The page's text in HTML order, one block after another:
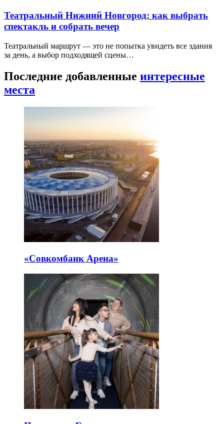
Театральный Нижний Новгород: как выбрать
спектакль и собрать вечер
Театральный маршрут — это не попытка увидеть все здания
за день, а выбор подходящей сцены…
Последние добавленные интересные
места
«Совкомбанк Арена⁠»